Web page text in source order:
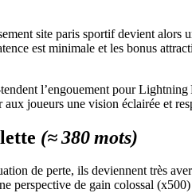
site paris sportif devient alors
est minimale et les bonus
l’engouement pour
joueurs une vision éclairée et
(≈ 380 mots)
de perte, ils deviennent très
perspective de gain colossal